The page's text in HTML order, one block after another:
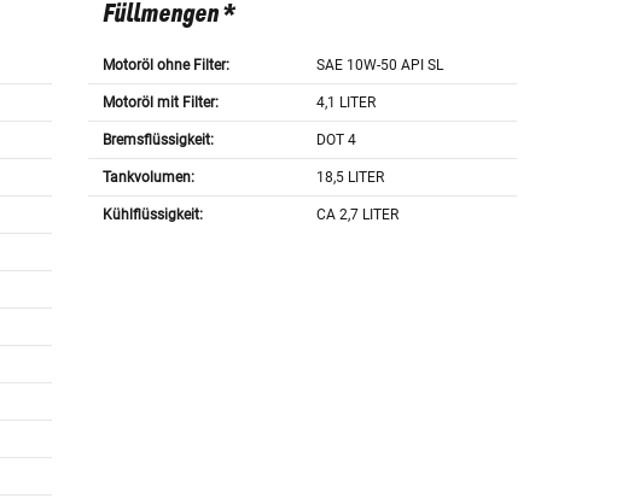
Füllmengen *
Motoröl ohne Filter: SAE 10W-50 API SL
Motoröl mit Filter: 4,1 LITER
Bremsflüssigkeit: DOT 4
Tankvolumen: 18,5 LITER
Kühlflüssigkeit: CA 2,7 LITER